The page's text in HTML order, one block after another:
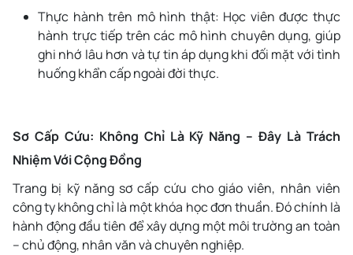
Thực hành trên mô hình thật: Học viên được thực
hành trực tiếp trên các mô hình chuyên dụng, giúp
ghi nhớ lâu hơn và tự tin áp dụng khi đối mặt với tình
huống khẩn cấp ngoài đời thực.
Sơ Cấp Cứu: Không Chỉ Là Kỹ Năng – Đây Là Trách
Nhiệm Với Cộng Đồng
Trang bị kỹ năng sơ cấp cứu cho giáo viên, nhân viên
công ty không chỉ là một khóa học đơn thuần. Đó chính là
hành động đầu tiên để xây dựng một môi trường an toàn
– chủ động, nhân văn và chuyên nghiệp.